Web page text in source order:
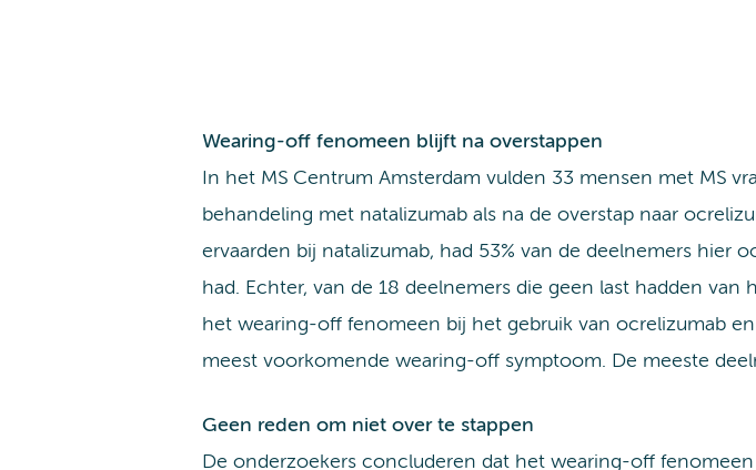
Wearing-off fenomeen blijft na overstappen
In het MS Centrum Amsterdam vulden 33 mensen met MS
behandeling met natalizumab als na de overstap naar
ervaarden bij natalizumab, had 53% van de deelnemers hier
had. Echter, van de 18 deelnemers die geen last hadden
het wearing-off fenomeen bij het gebruik van ocrelizumab
meest voorkomende wearing-off symptoom. De meeste
Geen reden om niet over te stappen
De onderzoekers concluderen dat het wearing-off